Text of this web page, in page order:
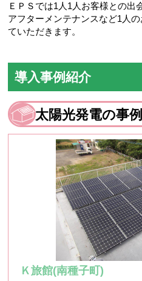
ＥＰＳでは1人1人お客様との出
アフターメンテナンスなど1人
ていただきます。
導入事例紹介
太陽光発電の事例
Ｋ旅館(南種子町)